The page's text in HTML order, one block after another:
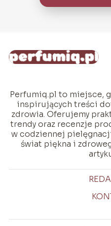
Perfumiq.pl to miejsce,
inspirujących treści
zdrowia. Oferujemy
trendy oraz recenzje
w codziennej
świat piękna i